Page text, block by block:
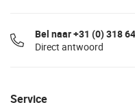
Bel naar +31 (0) 318
Direct antwoord
Service